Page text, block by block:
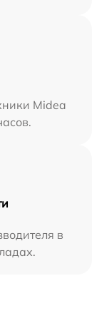
Midea
в